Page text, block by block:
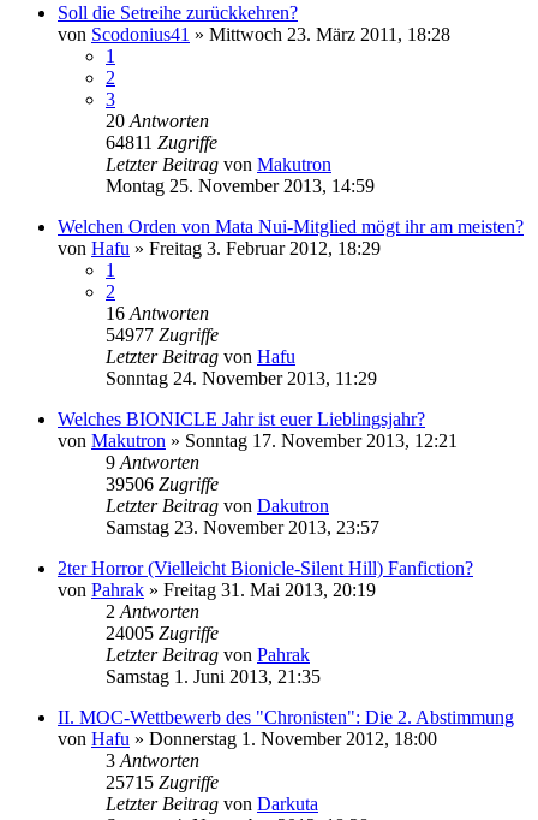
Soll die Setreihe zurückkehren?
von Scodonius41 » Mittwoch 23. März 2011, 18:28
1
2
3
20 Antworten
64811 Zugriffe
Letzter Beitrag von Makutron
Montag 25. November 2013, 14:59
Welchen Orden von Mata Nui-Mitglied mögt ihr am meisten?
von Hafu » Freitag 3. Februar 2012, 18:29
1
2
16 Antworten
54977 Zugriffe
Letzter Beitrag von Hafu
Sonntag 24. November 2013, 11:29
Welches BIONICLE Jahr ist euer Lieblingsjahr?
von Makutron » Sonntag 17. November 2013, 12:21
9 Antworten
39506 Zugriffe
Letzter Beitrag von Dakutron
Samstag 23. November 2013, 23:57
2ter Horror (Vielleicht Bionicle-Silent Hill) Fanfiction?
von Pahrak » Freitag 31. Mai 2013, 20:19
2 Antworten
24005 Zugriffe
Letzter Beitrag von Pahrak
Samstag 1. Juni 2013, 21:35
II. MOC-Wettbewerb des "Chronisten": Die 2. Abstimmung
von Hafu » Donnerstag 1. November 2012, 18:00
3 Antworten
25715 Zugriffe
Letzter Beitrag von Darkuta